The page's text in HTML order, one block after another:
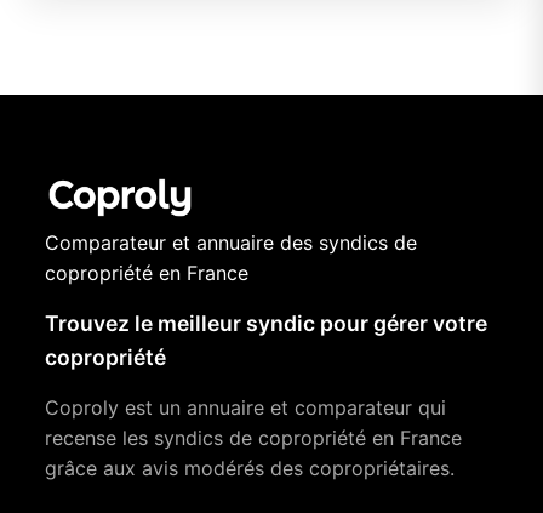
Comparateur et annuaire des syndics de
copropriété en France
Trouvez le meilleur syndic pour gérer votre
copropriété
Coproly est un annuaire et comparateur qui
recense les syndics de copropriété en France
grâce aux avis modérés des copropriétaires.